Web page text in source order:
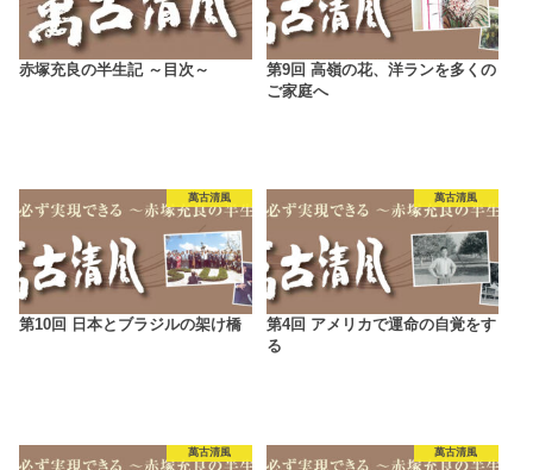
赤塚充良の半生記 ～目次～
第9回 高嶺の花、洋ランを多くの
ご家庭へ
萬古清風
第10回 日本とブラジルの架け橋
萬古清風
第4回 アメリカで運命の自覚をす
る
萬古清風 萬古清風